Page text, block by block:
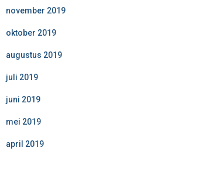
november 2019
oktober 2019
augustus 2019
juli 2019
juni 2019
mei 2019
april 2019